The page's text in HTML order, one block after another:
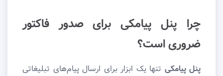
چرا پنل پیامکی برای صدور فاکتور
ضروری است؟
پنل پیامکی تنها یک ابزار برای ارسال پیام‌های تبلیغاتی